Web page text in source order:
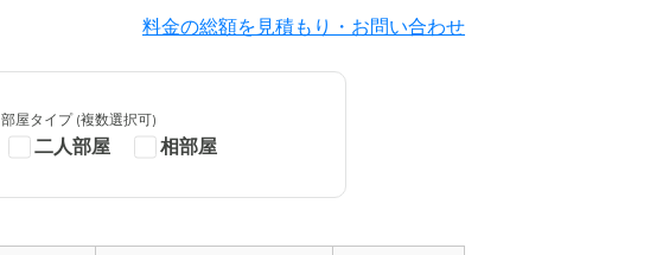
料金の総額を見積もり・お問い合わせ
部屋タイプ (複数選択可)
二人部屋 相部屋